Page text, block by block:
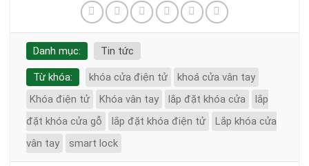
Danh mục: Tin tức
Từ khóa: khóa cửa điện tử
khoá cửa vân tay
Khóa điện tử
Khóa vân tay lắp đặt khóa cửa
lắp
đặt khóa cửa gỗ
lắp đặt khóa điện tử
Lắp khóa cửa
vân tay
smart lock